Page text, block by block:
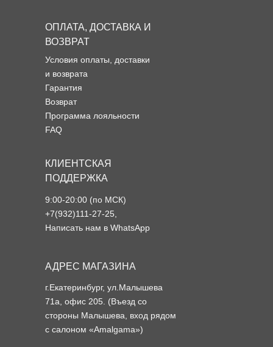
Условия оплаты, доставки
и возврата
Гарантия
Возврат
Программа лояльности
FAQ
ОПЛАТА, ДОСТАВКА И
ВОЗВРАТ
КЛИЕНТСКАЯ
ПОДДЕРЖКА
АДРЕС МАГАЗИНА
г.Екатеринбург, ул.Малышева
71а, офис 205. (Въезд со
стороны Малышева, вход рядом
с салоном «Amalgama»)
9:00-20:00 (по МСК)
+7(932)111-27-25,
Написать нам в WhatsApp